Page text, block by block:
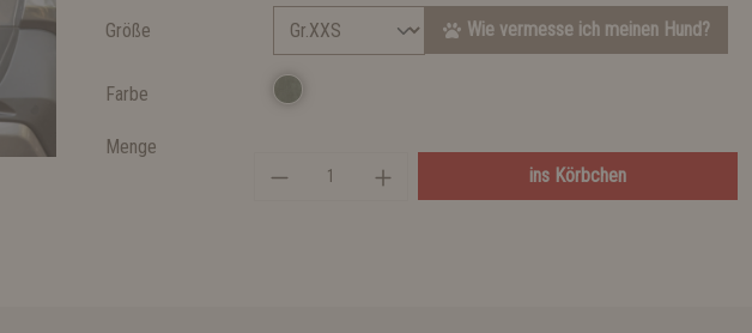
Größe Wie vermesse ich meinen Hund?
Farbe
Menge
ins Körbchen